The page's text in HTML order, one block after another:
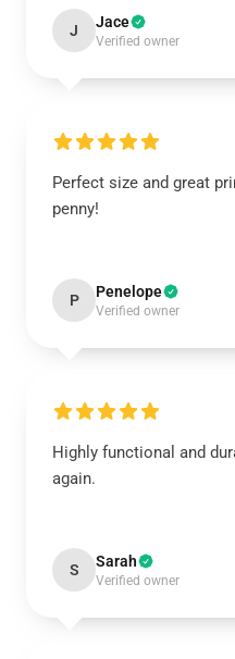
J Jace
Verified owner
Perfect size and great
penny!
P Penelope
Verified owner
Highly functional and
again.
S Sarah
Verified owner